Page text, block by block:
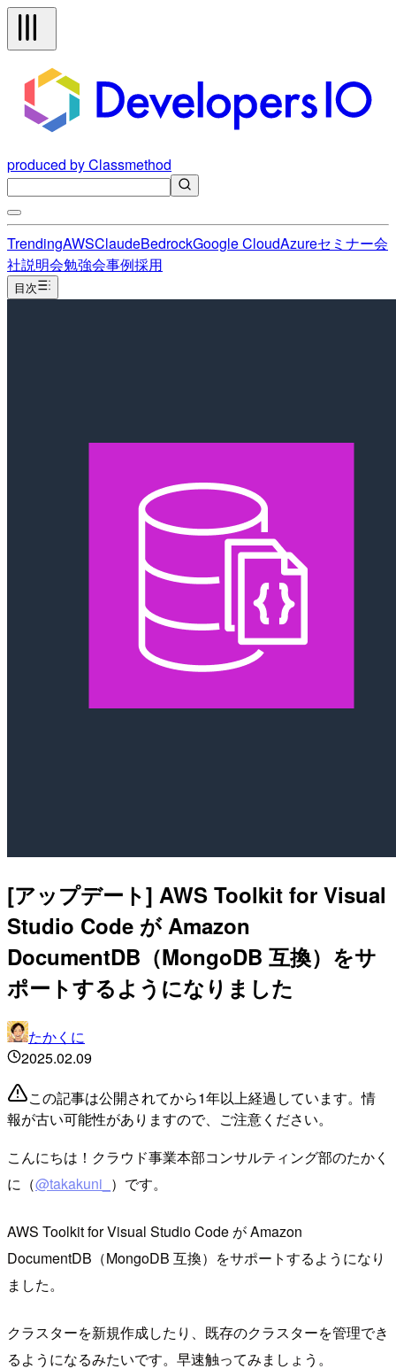
produced by Classmethod
TrendingAWSClaudeBedrockGoogle CloudAzureセミナー会
社説明会勉強会事例採用
目次
[アップデート] AWS Toolkit for Visual
Studio Code が Amazon
DocumentDB（MongoDB 互換）をサ
ポートするようになりました
たかくに
2025.02.09
この記事は公開されてから1年以上経過しています。情
報が古い可能性がありますので、ご注意ください。
こんにちは！クラウド事業本部コンサルティング部のたかく
に（@takakuni_ ）です。
AWS Toolkit for Visual Studio Code が Amazon
DocumentDB（MongoDB 互換）をサポートするようになり
ました。
クラスターを新規作成したり、既存のクラスターを管理でき
るようになるみたいです。早速触ってみましょう。